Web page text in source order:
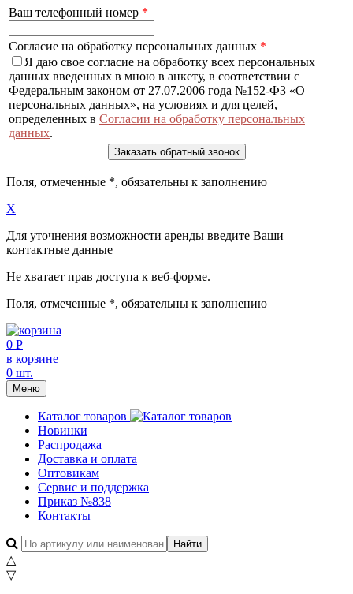
Ваш телефонный номер *
Согласие на обработку персональных данных *
Я даю свое согласие на обработку всех персональных
данных введенных в мною в анкету, в соответствии с
Федеральным законом от 27.07.2006 года №152-ФЗ «О
персональных данных», на условиях и для целей,
определенных в Согласии на обработку персональных
данных.
Поля, отмеченные *, обязательны к заполнению
X
Для уточнения возможности аренды введите Ваши
контактные данные
Не хватает прав доступа к веб-форме.
Поля, отмеченные *, обязательны к заполнению
0 Р
в корзине
0 шт.
Меню
Каталог товаров
Новинки
Распродажа
Доставка и оплата
Оптовикам
Сервис и поддержка
Приказ №838
Контакты
△
▽